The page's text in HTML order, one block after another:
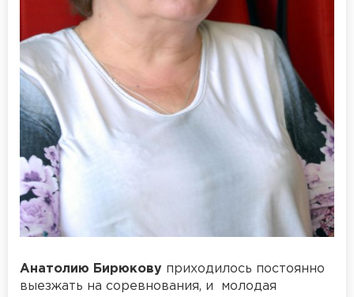
Анатолию Бирюкову приходилось постоянно
выезжать на соревнования, и молодая